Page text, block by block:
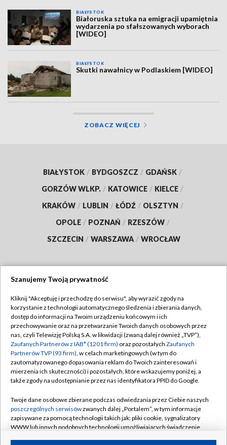
BIAŁYSTOK
Białoruska sztuka na emigracji upamiętnia
wydarzenia po sfałszowanych wyborach
[WIDEO]
BIAŁYSTOK
Skutki nawałnicy w Podlaskiem [WIDEO]
ZOBACZ WIĘCEJ
BIAŁYSTOK / BYDGOSZCZ / GDAŃSK /
GORZÓW WLKP. / KATOWICE / KIELCE /
KRAKÓW / LUBLIN / ŁÓDŹ / OLSZTYN /
OPOLE / POZNAŃ / RZESZÓW /
SZCZECIN / WARSZAWA / WROCŁAW
TVP
Abonament TVP
Emisja w TVP
Centrum informacji TVP
Naziemna Telewizja Cyfrowa
Rada Programowa
System NOS
Informacje o nadawcy
Regulamin TVP
Polityka prywatności
Moje zgody
Pomoc
Kontakt
Kanały
Szanujemy Twoją prywatność
Kliknij "Akceptuję i przechodzę do serwisu", aby wyrazić zgody na
korzystanie z technologii automatycznego śledzenia i zbierania danych,
dostęp do informacji na Twoim urządzeniu końcowym i ich
przechowywanie oraz na przetwarzanie Twoich danych osobowych przez
nas, czyli Telewizję Polską S.A. w likwidacji (zwaną dalej również „TVP”),
Zaufanych Partnerów z IAB* (1201 firm) oraz pozostałych Zaufanych
Partnerów TVP (93 firm), w celach marketingowych (w tym do
zautomatyzowanego dopasowania reklam do Twoich zainteresowań i
mierzenia ich skuteczności) i pozostałych, które wskazujemy poniżej, a
także zgody na udostępnianie przez nas identyfikatora PPID do Google.
Twoje dane osobowe zbierane podczas odwiedzania przez Ciebie naszych
poszczególnych serwisówzwanych dalej „Portalem”, w tym informacje
zapisywane za pomocą technologii takich jak: pliki cookie, sygnalizatory
WWW lub innych podobnych technologii umożliwiających świadczenie